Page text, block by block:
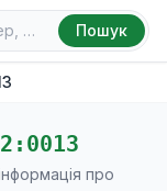
Пошук
про